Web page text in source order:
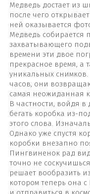
Медведь достает из
после чего
ней оказывается
Медведь собирается
захватывающего
времени эти двое
прекрасное время, а
уникальных снимков.
часов, они
самая неожиданная
В частности, войдя
бегать коробка из-
этого слова.
Однако уже спустя
коробки внезапно
Пингвиненок рад
точно не
решает вообразить
котором теперь она